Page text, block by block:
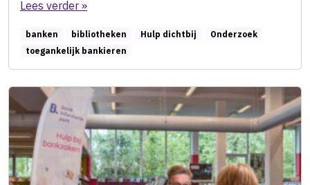
Lees verder »
banken bibliotheken Hulp dichtbij
Onderzoek
toegankelijk bankieren